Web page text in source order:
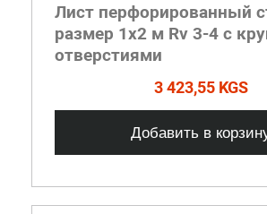
Лист перфорированный
размер 1х2 м Rv 3-4 с
отверстиями
3 423,55 KGS
Добавить в